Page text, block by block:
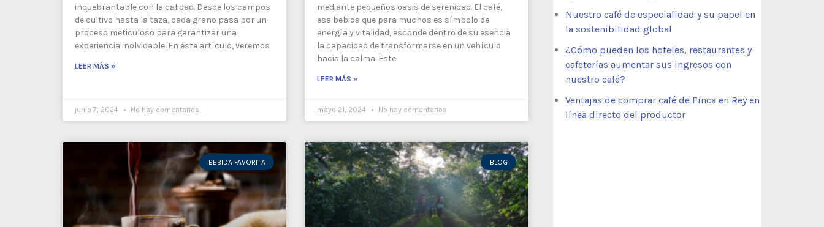
inquebrantable con la calidad. Desde los campos
de cultivo hasta la taza, cada grano pasa por un
proceso meticuloso para garantizar una
experiencia inolvidable. En este artículo, veremos
LEER MÁS »
junio 7, 2024 No hay comentarios
mediante pequeños oasis de serenidad. El café,
esa bebida que para muchos es símbolo de
energía y vitalidad, esconde dentro de su esencia
la capacidad de transformarse en un vehículo
hacia la calma. Este
LEER MÁS »
mayo 21, 2024 No hay comentarios
BEBIDA FAVORITA BLOG
Nuestro café de especialidad y su papel en
la sostenibilidad global
¿Cómo pueden los hoteles, restaurantes y
cafeterías aumentar sus ingresos con
nuestro café?
Ventajas de comprar café de Finca en Rey en
línea directo del productor